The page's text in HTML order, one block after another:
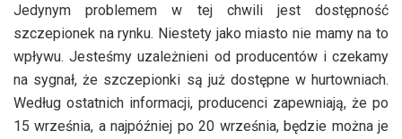
Jedynym problemem w tej chwili jest dostępność
szczepionek na rynku. Niestety jako miasto nie mamy na to
wpływu. Jesteśmy uzależnieni od producentów i czekamy
na sygnał, że szczepionki są już dostępne w hurtowniach.
Według ostatnich informacji, producenci zapewniają, że po
15 września, a najpóźniej po 20 września, będzie można je